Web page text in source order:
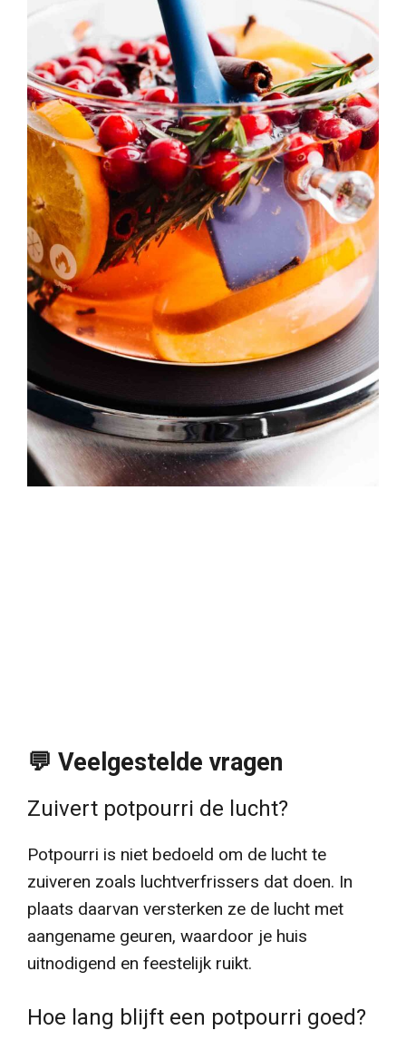
💬 Veelgestelde vragen
Zuivert potpourri de lucht?
Potpourri is niet bedoeld om de lucht te
zuiveren zoals luchtverfrissers dat doen. In
plaats daarvan versterken ze de lucht met
aangename geuren, waardoor je huis
uitnodigend en feestelijk ruikt.
Hoe lang blijft een potpourri goed?